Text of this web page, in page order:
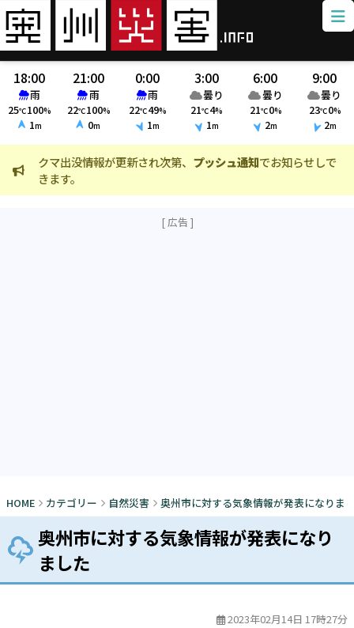
18:00
雨
25℃100%
1m
21:00
雨
22℃100%
0m
0:00
雨
22℃49%
1m
3:00
曇り
21℃4%
1m
6:00
曇り
21℃0%
2m
9:00
曇り
23℃0%
2m
クマ出没情報が更新され次第、 プッシュ通知でお知らせしで
きます。
HOME カテゴリー 自然災害 奥州市に対する気象情報が発表になりま
奥州市に対する気象情報が発表になり
ました
2023年02月14日 17時27分